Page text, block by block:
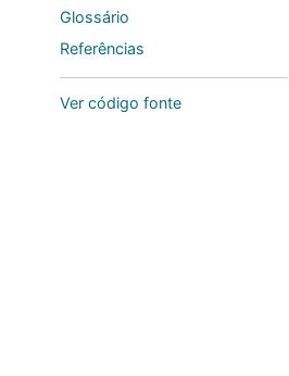
Glossário
Referências
Ver código fonte